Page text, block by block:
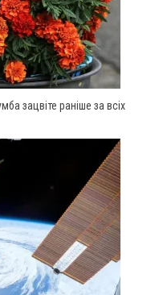
зацвіте раніше за всіх